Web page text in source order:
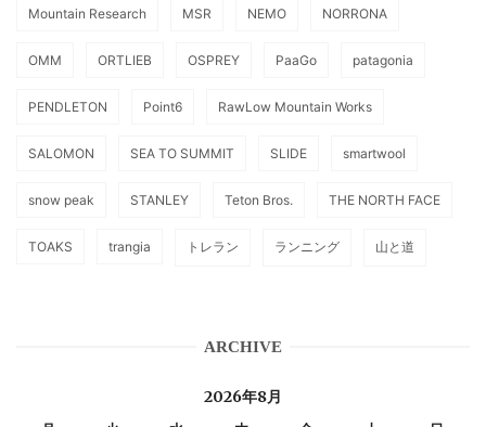
Mountain Research MSR NEMO NORRONA
OMM ORTLIEB OSPREY PaaGo patagonia
PENDLETON Point6 RawLow Mountain Works
SALOMON SEA TO SUMMIT SLIDE smartwool
snow peak STANLEY Teton Bros. THE NORTH FACE
TOAKS trangia トレラン ランニング 山と道
ARCHIVE
2026年8月